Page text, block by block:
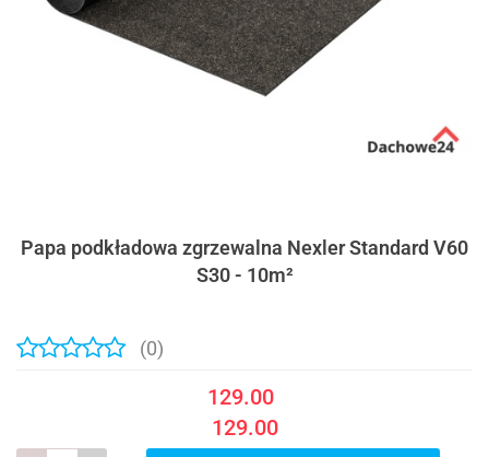
Papa podkładowa zgrzewalna Nexler Standard V60
S30 - 10m²
(0)
129.00
129.00